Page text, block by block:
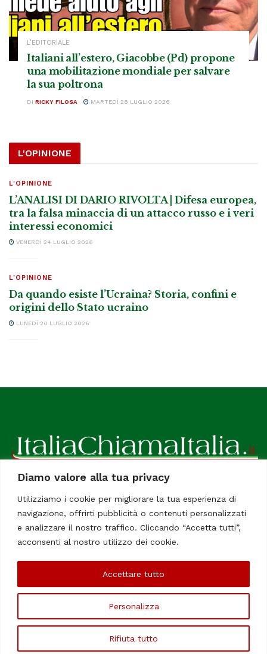
Diamo valore alla tua privacy
Utilizziamo i cookie per migliorare la tua esperienza di
navigazione, offrirti pubblicità o contenuti personalizzati
e analizzare il nostro traffico. Cliccando “Accetta tutti”,
acconsenti al nostro utilizzo dei cookie.
Personalizza
Rifiuta tutto
Accettare tutto
L’EDITORIALE
Italiani all’estero, Giacobbe (Pd) propone
una mobilitazione mondiale per salvare
la sua poltrona
DI RICKY FILOSA MARTEDÌ 28 LUGLIO 2026
L'OPINIONE
L'OPINIONE
L’ANALISI DI DARIO RIVOLTA | Difesa europea,
tra la falsa minaccia di un attacco russo e i veri
interessi economici
VENERDÌ 24 LUGLIO 2026
L'OPINIONE
Da quando esiste l’Ucraina? Storia, confini e
origini dello Stato ucraino
LUNEDÌ 20 LUGLIO 2026
ItaliaChiamaItalia, il TUO quotidiano online preferito.
Dedicato in particolare a tutti gli italiani residenti all'estero.
Tutti i diritti sono riservati. Quotidiano online indipendente
Le Firme
©Copyright 2006/2020 - ItaliaChiamaItalia